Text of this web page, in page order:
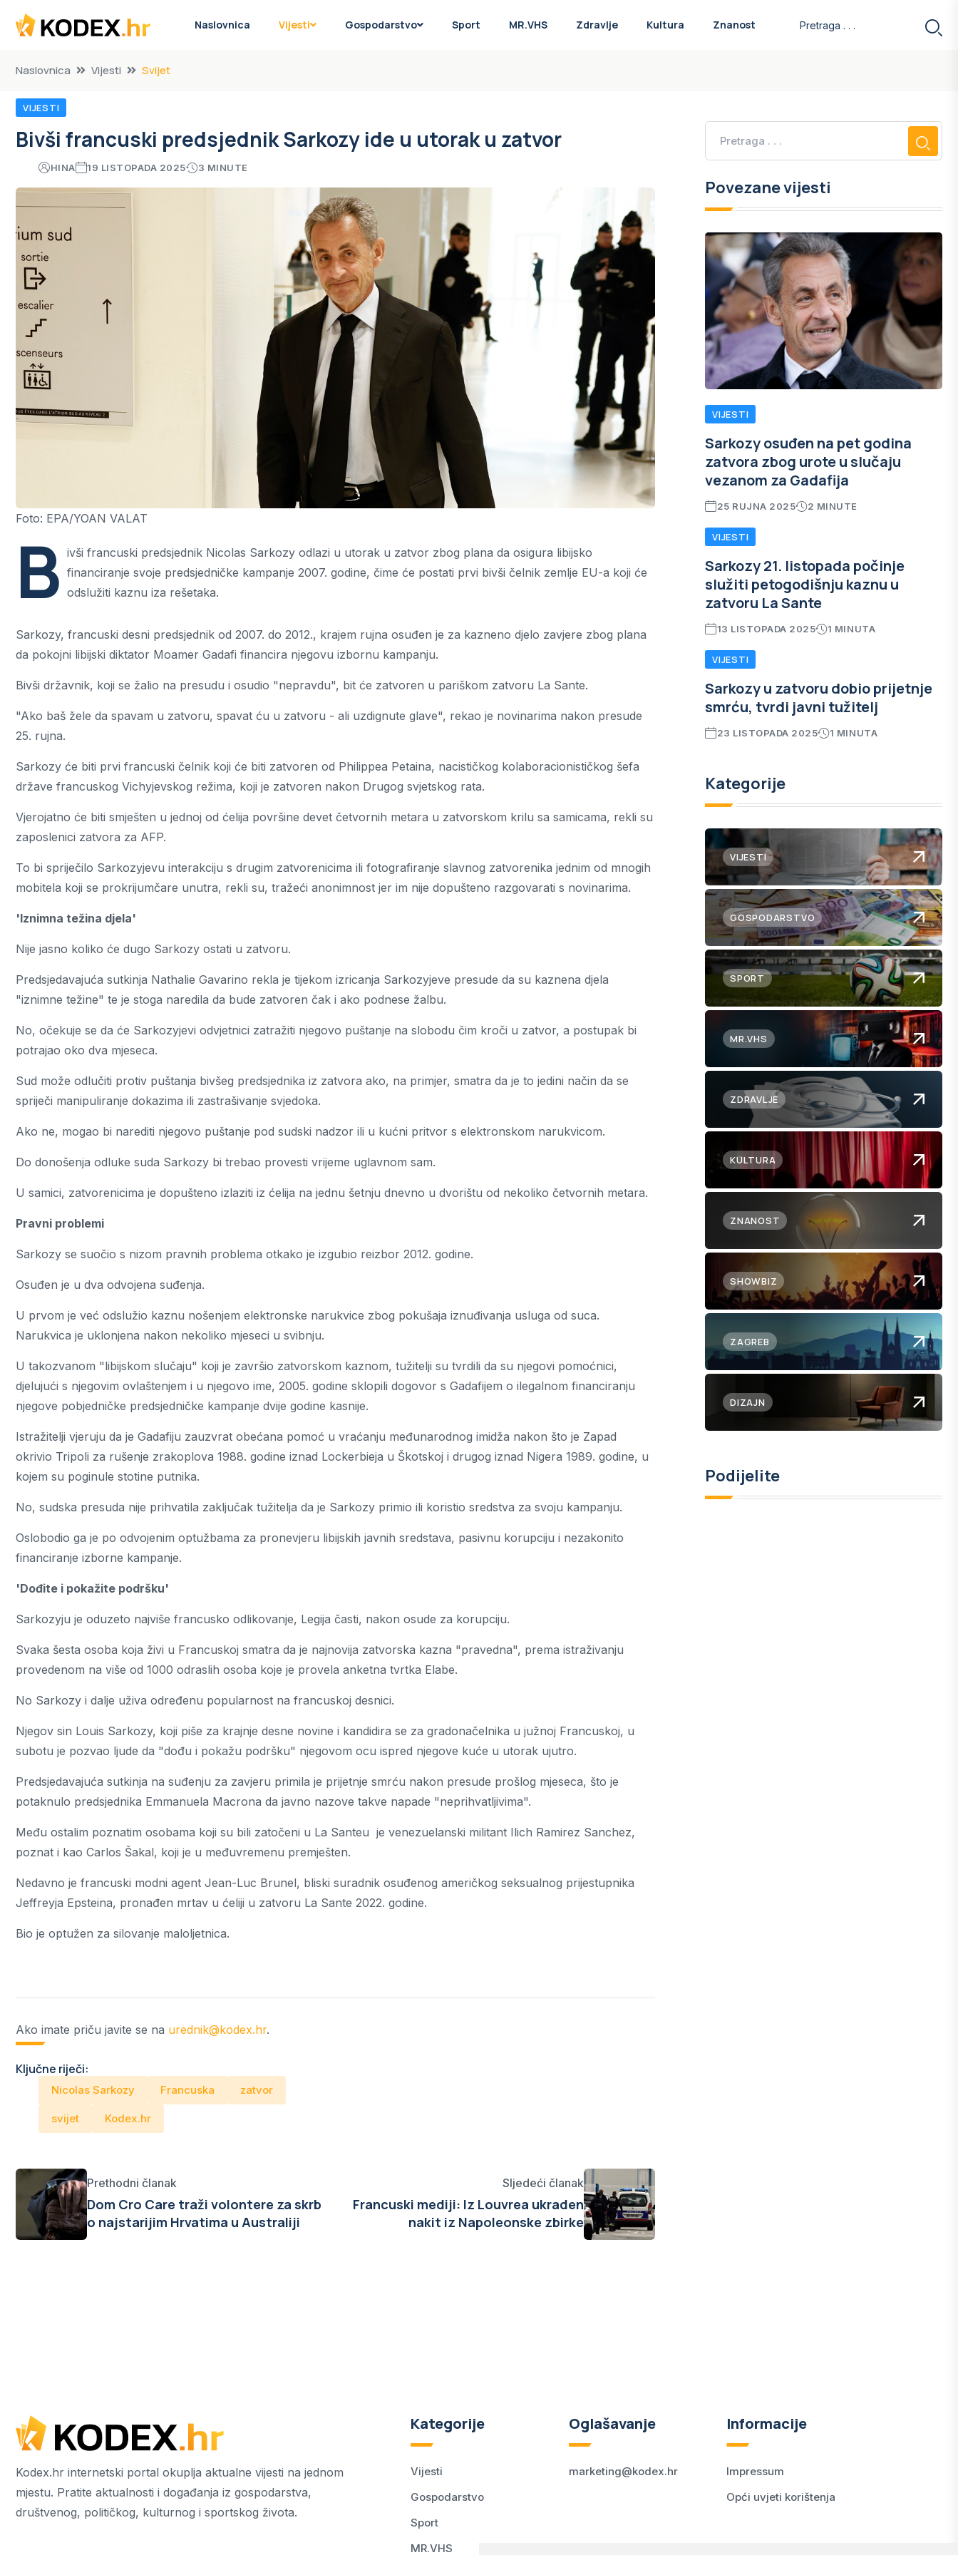
Naslovnica Vijesti Gospodarstvo Sport MR.VHS Zdravlje Kultura Znanost
Naslovnica Vijesti Svijet
VIJESTI
Bivši francuski predsjednik Sarkozy ide u utorak u zatvor
HINA 19 LISTOPADA 2025 3 MINUTE
Foto: EPA/YOAN VALAT
B ivši francuski predsjednik Nicolas Sarkozy odlazi u utorak u zatvor zbog plana da osigura libijsko
financiranje svoje predsjedničke kampanje 2007. godine, čime će postati prvi bivši čelnik zemlje EU-a koji će
odslužiti kaznu iza rešetaka.
Sarkozy, francuski desni predsjednik od 2007. do 2012., krajem rujna osuđen je za kazneno djelo zavjere zbog plana
da pokojni libijski diktator Moamer Gadafi financira njegovu izbornu kampanju.
Bivši državnik, koji se žalio na presudu i osudio "nepravdu", bit će zatvoren u pariškom zatvoru La Sante.
"Ako baš žele da spavam u zatvoru, spavat ću u zatvoru - ali uzdignute glave", rekao je novinarima nakon presude
25. rujna.
Sarkozy će biti prvi francuski čelnik koji će biti zatvoren od Philippea Petaina, nacističkog kolaboracionističkog šefa
države francuskog Vichyjevskog režima, koji je zatvoren nakon Drugog svjetskog rata.
Vjerojatno će biti smješten u jednoj od ćelija površine devet četvornih metara u zatvorskom krilu sa samicama, rekli su
zaposlenici zatvora za AFP.
To bi spriječilo Sarkozyjevu interakciju s drugim zatvorenicima ili fotografiranje slavnog zatvorenika jednim od mnogih
mobitela koji se prokrijumčare unutra, rekli su, tražeći anonimnost jer im nije dopušteno razgovarati s novinarima.
'Iznimna težina djela'
Nije jasno koliko će dugo Sarkozy ostati u zatvoru.
Predsjedavajuća sutkinja Nathalie Gavarino rekla je tijekom izricanja Sarkozyjeve presude da su kaznena djela
"iznimne težine" te je stoga naredila da bude zatvoren čak i ako podnese žalbu.
No, očekuje se da će Sarkozyjevi odvjetnici zatražiti njegovo puštanje na slobodu čim kroči u zatvor, a postupak bi
potrajao oko dva mjeseca.
Sud može odlučiti protiv puštanja bivšeg predsjednika iz zatvora ako, na primjer, smatra da je to jedini način da se
spriječi manipuliranje dokazima ili zastrašivanje svjedoka.
Ako ne, mogao bi narediti njegovo puštanje pod sudski nadzor ili u kućni pritvor s elektronskom narukvicom.
Do donošenja odluke suda Sarkozy bi trebao provesti vrijeme uglavnom sam.
U samici, zatvorenicima je dopušteno izlaziti iz ćelija na jednu šetnju dnevno u dvorištu od nekoliko četvornih metara.
Pravni problemi
Sarkozy se suočio s nizom pravnih problema otkako je izgubio reizbor 2012. godine.
Osuđen je u dva odvojena suđenja.
U prvom je već odslužio kaznu nošenjem elektronske narukvice zbog pokušaja iznuđivanja usluga od suca.
Narukvica je uklonjena nakon nekoliko mjeseci u svibnju.
U takozvanom "libijskom slučaju" koji je završio zatvorskom kaznom, tužitelji su tvrdili da su njegovi pomoćnici,
djelujući s njegovim ovlaštenjem i u njegovo ime, 2005. godine sklopili dogovor s Gadafijem o ilegalnom financiranju
njegove pobjedničke predsjedničke kampanje dvije godine kasnije.
Istražitelji vjeruju da je Gadafiju zauzvrat obećana pomoć u vraćanju međunarodnog imidža nakon što je Zapad
okrivio Tripoli za rušenje zrakoplova 1988. godine iznad Lockerbieja u Škotskoj i drugog iznad Nigera 1989. godine, u
kojem su poginule stotine putnika.
No, sudska presuda nije prihvatila zaključak tužitelja da je Sarkozy primio ili koristio sredstva za svoju kampanju.
Oslobodio ga je po odvojenim optužbama za pronevjeru libijskih javnih sredstava, pasivnu korupciju i nezakonito
financiranje izborne kampanje.
'Dođite i pokažite podršku'
Sarkozyju je oduzeto najviše francusko odlikovanje, Legija časti, nakon osude za korupciju.
Svaka šesta osoba koja živi u Francuskoj smatra da je najnovija zatvorska kazna "pravedna", prema istraživanju
provedenom na više od 1000 odraslih osoba koje je provela anketna tvrtka Elabe.
No Sarkozy i dalje uživa određenu popularnost na francuskoj desnici.
Njegov sin Louis Sarkozy, koji piše za krajnje desne novine i kandidira se za gradonačelnika u južnoj Francuskoj, u
subotu je pozvao ljude da "dođu i pokažu podršku" njegovom ocu ispred njegove kuće u utorak ujutro.
Predsjedavajuća sutkinja na suđenju za zavjeru primila je prijetnje smrću nakon presude prošlog mjeseca, što je
potaknulo predsjednika Emmanuela Macrona da javno nazove takve napade "neprihvatljivima".
Među ostalim poznatim osobama koji su bili zatočeni u La Santeu je venezuelanski militant Ilich Ramirez Sanchez,
poznat i kao Carlos Šakal, koji je u međuvremenu premješten.
Nedavno je francuski modni agent Jean-Luc Brunel, bliski suradnik osuđenog američkog seksualnog prijestupnika
Jeffreyja Epsteina, pronađen mrtav u ćeliji u zatvoru La Sante 2022. godine.
Bio je optužen za silovanje maloljetnica.
Ako imate priču javite se na urednik@kodex.hr.
Ključne riječi:
Nicolas Sarkozy Francuska zatvor
svijet Kodex.hr
Prethodni članak
Dom Cro Care traži volontere za skrb
o najstarijim Hrvatima u Australiji
Sljedeći članak
Francuski mediji: Iz Louvrea ukraden
nakit iz Napoleonske zbirke
Povezane vijesti
VIJESTI
Sarkozy osuđen na pet godina
zatvora zbog urote u slučaju
vezanom za Gadafija
25 RUJNA 2025 2 MINUTE
VIJESTI
Sarkozy 21. listopada počinje
služiti petogodišnju kaznu u
zatvoru La Sante
13 LISTOPADA 2025 1 MINUTA
VIJESTI
Sarkozy u zatvoru dobio prijetnje
smrću, tvrdi javni tužitelj
23 LISTOPADA 2025 1 MINUTA
Kategorije
VIJESTI
GOSPODARSTVO
SPORT
MR.VHS
ZDRAVLJE
KULTURA
ZNANOST
SHOWBIZ
ZAGREB
DIZAJN
Podijelite
Kodex.hr internetski portal okuplja aktualne vijesti na jednom
mjestu. Pratite aktualnosti i događanja iz gospodarstva,
društvenog, političkog, kulturnog i sportskog života.
Kategorije
Vijesti
Gospodarstvo
Sport
MR.VHS
Oglašavanje
marketing@kodex.hr
Informacije
Impressum
Opći uvjeti korištenja